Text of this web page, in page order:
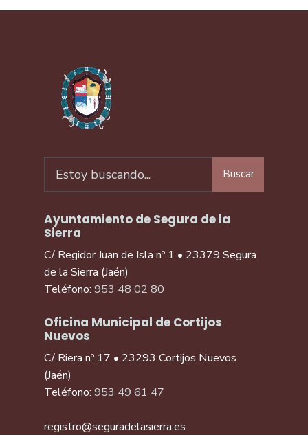
Buscar
Ayuntamiento de Segura de la
Sierra
C/ Regidor Juan de Isla nº 1 • 23379 Segura
de la Sierra (Jaén)
Teléfono: 953 48 02 80
Oficina Municipal de Cortijos
Nuevos
C/ Riera nº 17 • 23293 Cortijos Nuevos
(Jaén)
Teléfono: 953 49 61 47
registro@seguradelasierra.es